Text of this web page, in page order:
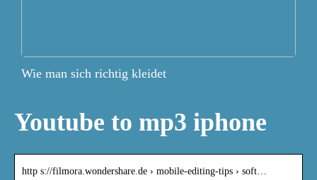
Wie man sich richtig kleidet
Youtube to mp3 iphone
http s://filmora.wondershare.de › mobile-editing-tips › soft…